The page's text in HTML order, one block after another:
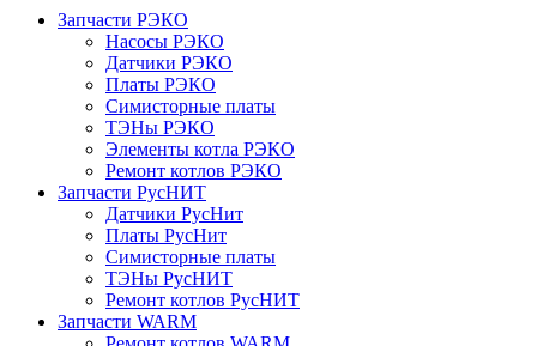
Запчасти РЭКО
Насосы РЭКО
Датчики РЭКО
Платы РЭКО
Симисторные платы
ТЭНы РЭКО
Элементы котла РЭКО
Ремонт котлов РЭКО
Запчасти РусНИТ
Датчики РусНит
Платы РусНит
Симисторные платы
ТЭНы РусНИТ
Ремонт котлов РусНИТ
Запчасти WARM